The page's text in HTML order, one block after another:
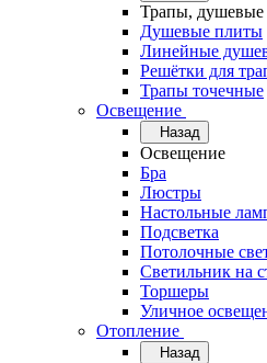
Трапы, душевые
Душевые плиты
Линейные
Решётки для
Трапы точечные
Освещение
Назад
Освещение
Бра
Люстры
Настольные
Подсветка
Потолочные
Светильник на
Торшеры
Уличное
Отопление
Назад